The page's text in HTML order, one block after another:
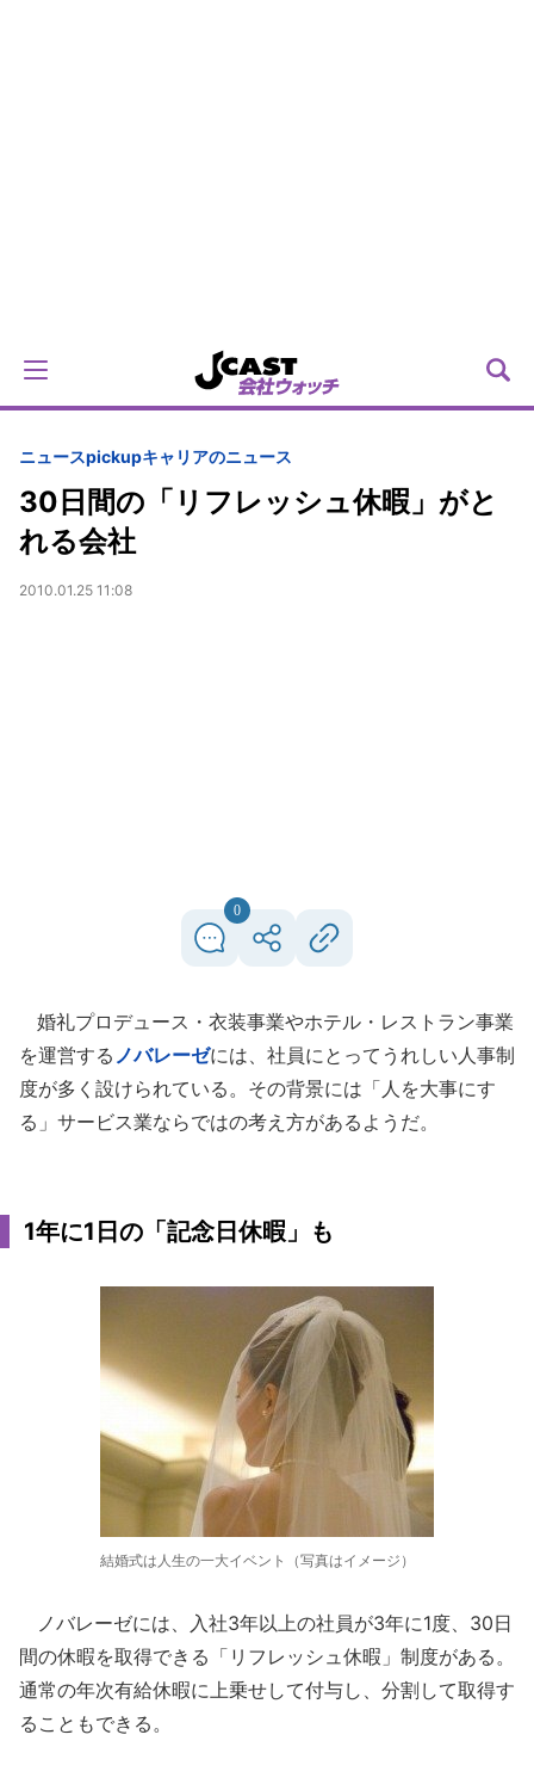
ニュースpickupキャリアのニュース
30日間の「リフレッシュ休暇」がと
れる会社
2010.01.25 11:08
0
婚礼プロデュース・衣装事業やホテル・レストラン事業
を運営する ノバレーゼには、社員にとってうれしい人事制
度が多く設けられている。その背景には「人を大事にす
る」サービス業ならではの考え方があるようだ。
1年に1日の「記念日休暇」も
結婚式は人生の一大イベント（写真はイメージ）
ノバレーゼには、入社3年以上の社員が3年に1度、30日
間の休暇を取得できる「リフレッシュ休暇」制度がある。
通常の年次有給休暇に上乗せして付与し、分割して取得す
ることもできる。